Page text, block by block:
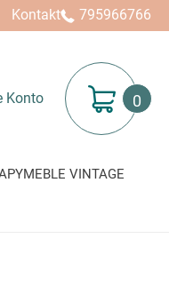
Kontakt 795966766
Konto Mój koszyk
MEBLE VINTAGE